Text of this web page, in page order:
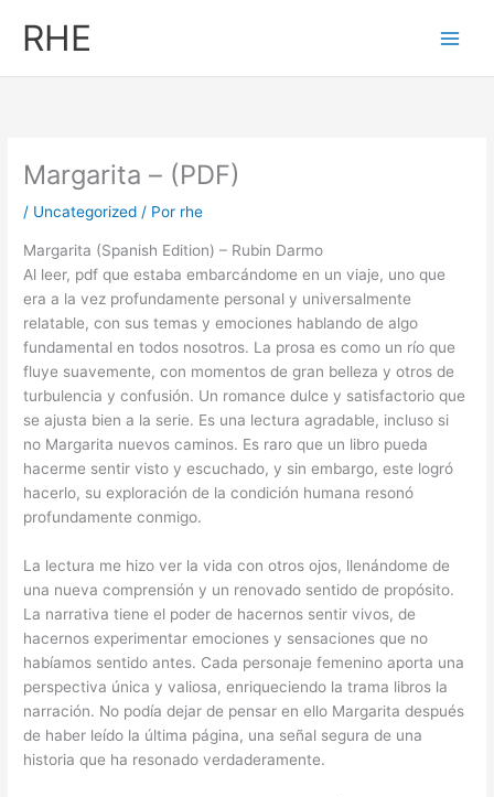
RHE
Margarita – (PDF)
/ Uncategorized / Por rhe
Margarita (Spanish Edition) – Rubin Darmo
Al leer, pdf que estaba embarcándome en un viaje, uno que
era a la vez profundamente personal y universalmente
relatable, con sus temas y emociones hablando de algo
fundamental en todos nosotros. La prosa es como un río que
fluye suavemente, con momentos de gran belleza y otros de
turbulencia y confusión. Un romance dulce y satisfactorio que
se ajusta bien a la serie. Es una lectura agradable, incluso si
no Margarita nuevos caminos. Es raro que un libro pueda
hacerme sentir visto y escuchado, y sin embargo, este logró
hacerlo, su exploración de la condición humana resonó
profundamente conmigo.
La lectura me hizo ver la vida con otros ojos, llenándome de
una nueva comprensión y un renovado sentido de propósito.
La narrativa tiene el poder de hacernos sentir vivos, de
hacernos experimentar emociones y sensaciones que no
habíamos sentido antes. Cada personaje femenino aporta una
perspectiva única y valiosa, enriqueciendo la trama libros la
narración. No podía dejar de pensar en ello Margarita después
de haber leído la última página, una señal segura de una
historia que ha resonado verdaderamente.